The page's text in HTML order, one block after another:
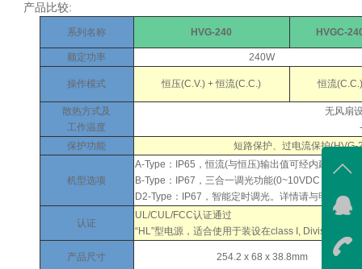
产品比较:
系列名称 HVG-240 HVGC-
额定功率 240W
操作模式 恒压(C.V.) + 恒流(C.C.) 恒流(C.C.)
散热方式及
工作温度
无风扇
保护功能
短路保护、过电流保护
机型选项
A-Type：IP65，恒流(与恒压)输出值可经内建电位器
B-Type：IP67，三合一调光功能(0~10VDC，10V
D2-Type：IP67，智能定时调光。详情请与明纬联系
认证
UL/CUL/FCC认证通过
“HL”型电源，适合使用于装设在class I, Division 2危
产品尺寸 254.2 x 68 x 38.8mm
在线
我